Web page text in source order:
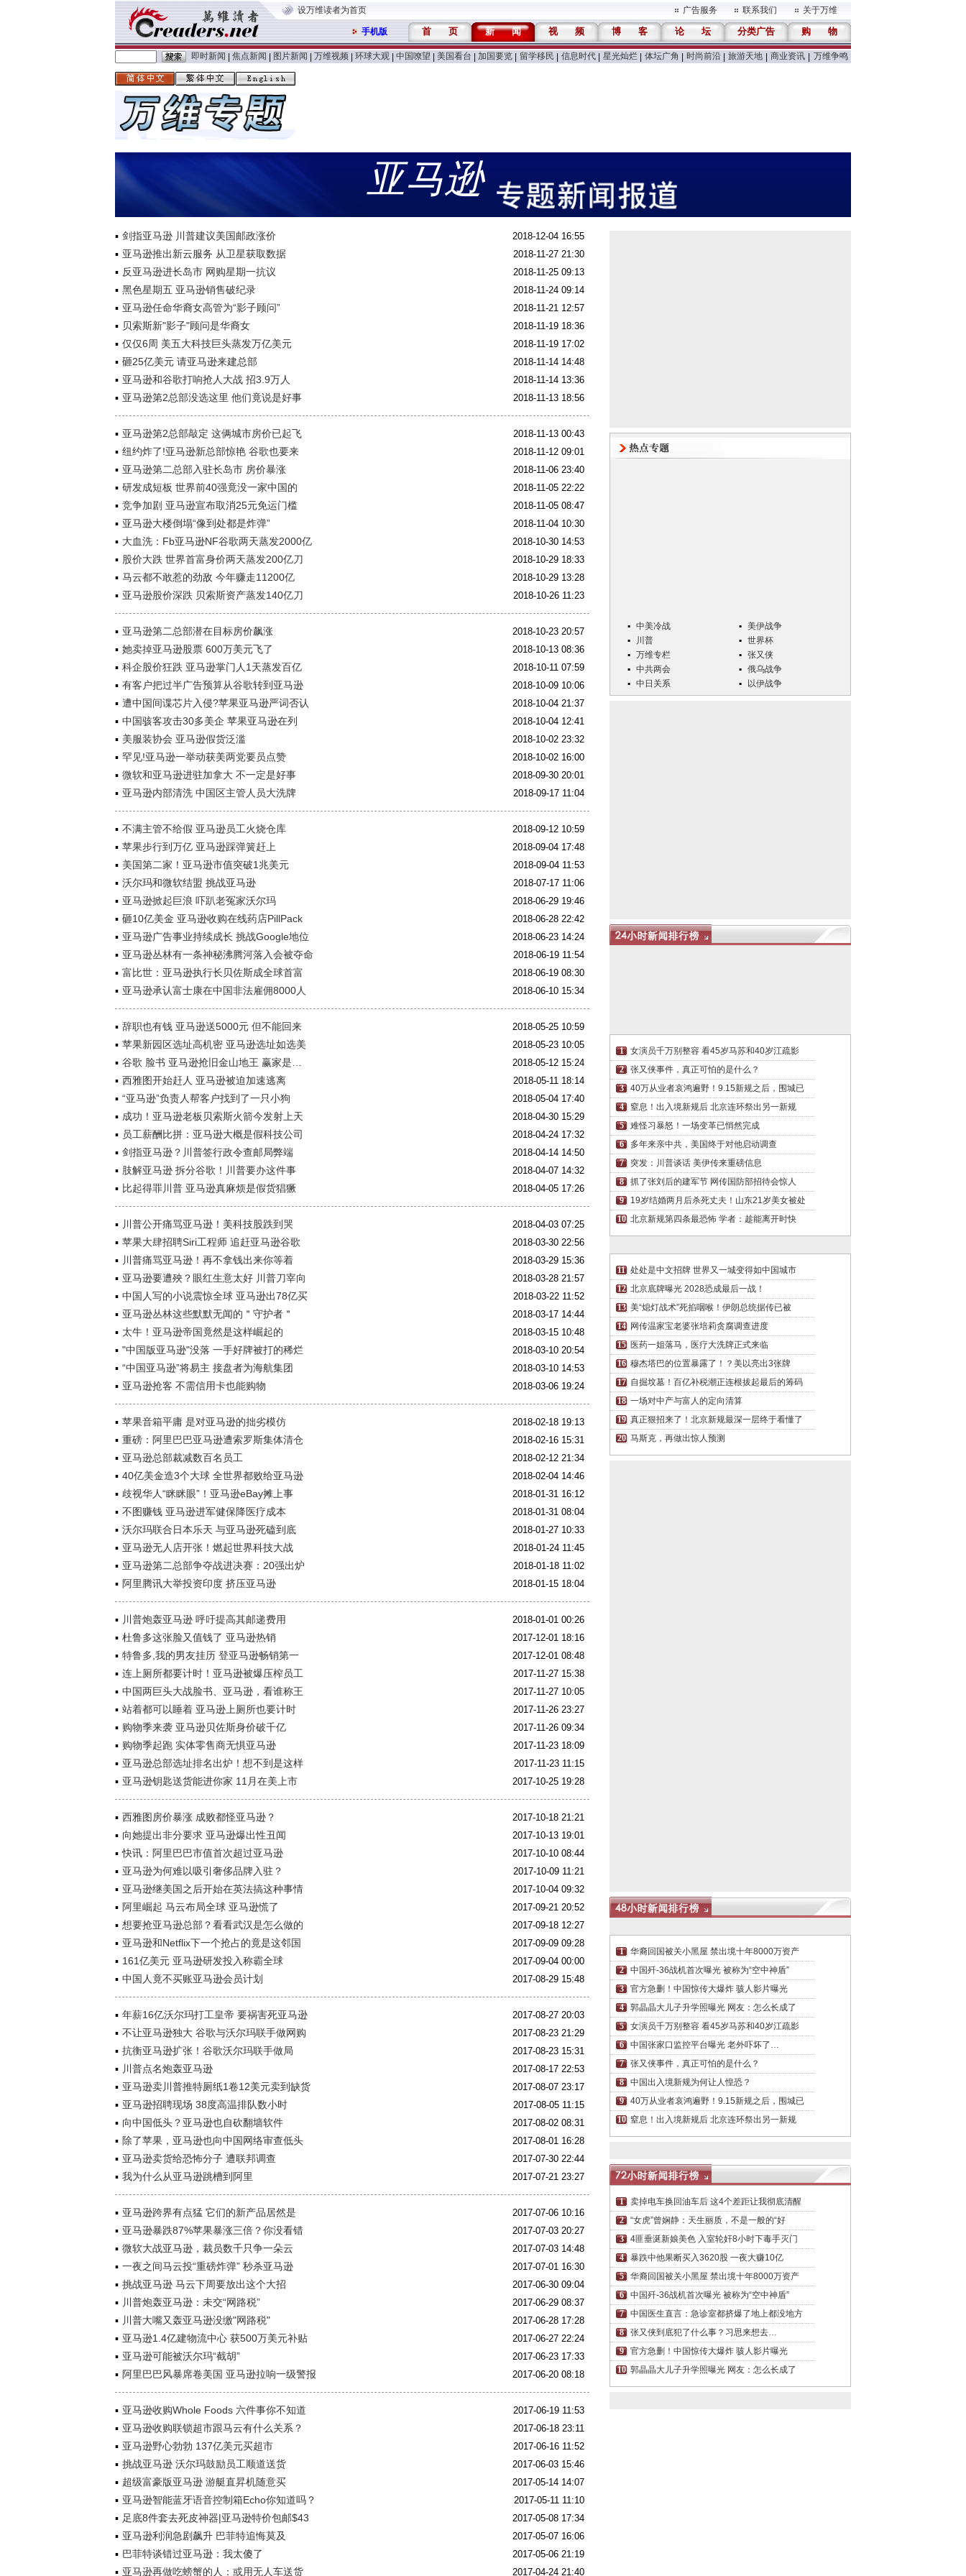
设万维读者为首页 广告服务 联系我们 关于万维
手机版 首 页 新 闻 视 频 博 客 论 坛 分类广告 购 物
即时新闻 焦点新闻 图片新闻 万维视频 环球大观 中国嘹望 美国看台 加国要览 留学移民 信息时代 星光灿烂 体坛广角 时尚前沿 旅游天地 商业资讯 万维争鸣
亚马逊
剑指亚马逊 川普建议美国邮政涨价 2018-12-04 16:55
亚马逊推出新云服务 从卫星获取数据 2018-11-27 21:30
反亚马逊进长岛市 网购星期一抗议 2018-11-25 09:13
黑色星期五 亚马逊销售破纪录 2018-11-24 09:14
亚马逊任命华裔女高管为“影子顾问” 2018-11-21 12:57
贝索斯新"影子"顾问是华裔女 2018-11-19 18:36
仅仅6周 美五大科技巨头蒸发万亿美元 2018-11-19 17:02
砸25亿美元 请亚马逊来建总部 2018-11-14 14:48
亚马逊和谷歌打响抢人大战 招3.9万人 2018-11-14 13:36
亚马逊第2总部没选这里 他们竟说是好事 2018-11-13 18:56
亚马逊第2总部敲定 这俩城市房价已起飞 2018-11-13 00:43
纽约炸了!亚马逊新总部惊艳 谷歌也要来 2018-11-12 09:01
亚马逊第二总部入驻长岛市 房价暴涨 2018-11-06 23:40
研发成短板 世界前40强竟没一家中国的 2018-11-05 22:22
竞争加剧 亚马逊宣布取消25元免运门槛 2018-11-05 08:47
亚马逊大楼倒塌“像到处都是炸弹” 2018-11-04 10:30
大血洗：Fb亚马逊NF谷歌两天蒸发2000亿 2018-10-30 14:53
股价大跌 世界首富身价两天蒸发200亿刀 2018-10-29 18:33
马云都不敢惹的劲敌 今年赚走11200亿 2018-10-29 13:28
亚马逊股价深跌 贝索斯资产蒸发140亿刀 2018-10-26 11:23
亚马逊第二总部潜在目标房价飙涨 2018-10-23 20:57
她卖掉亚马逊股票 600万美元飞了 2018-10-13 08:36
科企股价狂跌 亚马逊掌门人1天蒸发百亿 2018-10-11 07:59
有客户把过半广告预算从谷歌转到亚马逊 2018-10-09 10:06
遭中国间谍芯片入侵?苹果亚马逊严词否认 2018-10-04 21:37
中国骇客攻击30多美企 苹果亚马逊在列 2018-10-04 12:41
美服装协会 亚马逊假货泛滥 2018-10-02 23:32
罕见!亚马逊一举动获美两党要员点赞 2018-10-02 16:00
微软和亚马逊进驻加拿大 不一定是好事 2018-09-30 20:01
亚马逊内部清洗 中国区主管人员大洗牌 2018-09-17 11:04
不满主管不给假 亚马逊员工火烧仓库 2018-09-12 10:59
苹果步行到万亿 亚马逊踩弹簧赶上 2018-09-04 17:48
美国第二家！亚马逊市值突破1兆美元 2018-09-04 11:53
沃尔玛和微软结盟 挑战亚马逊 2018-07-17 11:06
亚马逊掀起巨浪 吓趴老冤家沃尔玛 2018-06-29 19:46
砸10亿美金 亚马逊收购在线药店PillPack 2018-06-28 22:42
亚马逊广告事业持续成长 挑战Google地位 2018-06-23 14:24
亚马逊丛林有一条神秘沸腾河落入会被夺命 2018-06-19 11:54
富比世：亚马逊执行长贝佐斯成全球首富 2018-06-19 08:30
亚马逊承认富士康在中国非法雇佣8000人 2018-06-10 15:34
辞职也有钱 亚马逊送5000元 但不能回来 2018-05-25 10:59
苹果新园区选址高机密 亚马逊选址如选美 2018-05-23 10:05
谷歌 脸书 亚马逊抢旧金山地王 赢家是… 2018-05-12 15:24
西雅图开始赶人 亚马逊被迫加速逃离 2018-05-11 18:14
“亚马逊”负责人帮客户找到了一只小狗 2018-05-04 17:40
成功！亚马逊老板贝索斯火箭今发射上天 2018-04-30 15:29
员工薪酬比拼：亚马逊大概是假科技公司 2018-04-24 17:32
剑指亚马逊？川普签行政令查邮局弊端 2018-04-14 14:50
肢解亚马逊 拆分谷歌！川普要办这件事 2018-04-07 14:32
比起得罪川普 亚马逊真麻烦是假货猖獗 2018-04-05 17:26
川普公开痛骂亚马逊！美科技股跌到哭 2018-04-03 07:25
苹果大肆招聘Siri工程师 追赶亚马逊谷歌 2018-03-30 22:56
川普痛骂亚马逊！再不拿钱出来你等着 2018-03-29 15:36
亚马逊要遭殃？眼红生意太好 川普刀宰向 2018-03-28 21:57
中国人写的小说震惊全球 亚马逊出78亿买 2018-03-22 11:52
亚马逊丛林这些默默无闻的＂守护者＂ 2018-03-17 14:44
太牛！亚马逊帝国竟然是这样崛起的 2018-03-15 10:48
"中国版亚马逊"没落 一手好牌被打的稀烂 2018-03-10 20:54
“中国亚马逊”将易主 接盘者为海航集团 2018-03-10 14:53
亚马逊抢客 不需信用卡也能购物 2018-03-06 19:24
苹果音箱平庸 是对亚马逊的拙劣模仿 2018-02-18 19:13
重磅：阿里巴巴亚马逊遭索罗斯集体清仓 2018-02-16 15:31
亚马逊总部裁减数百名员工 2018-02-12 21:34
40亿美金造3个大球 全世界都败给亚马逊 2018-02-04 14:46
歧视华人“眯眯眼”！亚马逊eBay摊上事 2018-01-31 16:12
不图赚钱 亚马逊进军健保降医疗成本 2018-01-31 08:04
沃尔玛联合日本乐天 与亚马逊死磕到底 2018-01-27 10:33
亚马逊无人店开张！燃起世界科技大战 2018-01-24 11:45
亚马逊第二总部争夺战进决赛：20强出炉 2018-01-18 11:02
阿里腾讯大举投资印度 挤压亚马逊 2018-01-15 18:04
川普炮轰亚马逊 呼吁提高其邮递费用 2018-01-01 00:26
杜鲁多这张脸又值钱了 亚马逊热销 2017-12-01 18:16
特鲁多,我的男友挂历 登亚马逊畅销第一 2017-12-01 08:48
连上厕所都要计时！亚马逊被爆压榨员工 2017-11-27 15:38
中国两巨头大战脸书、亚马逊，看谁称王 2017-11-27 10:05
站着都可以睡着 亚马逊上厕所也要计时 2017-11-26 23:27
购物季来袭 亚马逊贝佐斯身价破千亿 2017-11-26 09:34
购物季起跑 实体零售商无惧亚马逊 2017-11-23 18:09
亚马逊总部选址排名出炉！想不到是这样 2017-11-23 11:15
亚马逊钥匙送货能进你家 11月在美上市 2017-10-25 19:28
西雅图房价暴涨 成败都怪亚马逊？ 2017-10-18 21:21
向她提出非分要求 亚马逊爆出性丑闻 2017-10-13 19:01
快讯：阿里巴巴市值首次超过亚马逊 2017-10-10 08:44
亚马逊为何难以吸引奢侈品牌入驻？ 2017-10-09 11:21
亚马逊继美国之后开始在英法搞这种事情 2017-10-04 09:32
阿里崛起 马云布局全球 亚马逊慌了 2017-09-21 20:52
想要抢亚马逊总部？看看武汉是怎么做的 2017-09-18 12:27
亚马逊和Netflix下一个抢占的竟是这邻国 2017-09-09 09:28
161亿美元 亚马逊研发投入称霸全球 2017-09-04 00:00
中国人竟不买账亚马逊会员计划 2017-08-29 15:48
年薪16亿沃尔玛打工皇帝 要祸害死亚马逊 2017-08-27 20:03
不让亚马逊独大 谷歌与沃尔玛联手做网购 2017-08-23 21:29
抗衡亚马逊扩张！谷歌沃尔玛联手做局 2017-08-23 15:31
川普点名炮轰亚马逊 2017-08-17 22:53
亚马逊卖川普推特厕纸1卷12美元卖到缺货 2017-08-07 23:17
亚马逊招聘现场 38度高温排队数小时 2017-08-05 11:15
向中国低头？亚马逊也自砍翻墙软件 2017-08-02 08:31
除了苹果，亚马逊也向中国网络审查低头 2017-08-01 16:28
亚马逊卖货给恐怖分子 遭联邦调查 2017-07-30 22:44
我为什么从亚马逊跳槽到阿里 2017-07-21 23:27
亚马逊跨界有点猛 它们的新产品居然是 2017-07-06 10:16
亚马逊暴跌87%苹果暴涨三倍？你没看错 2017-07-03 20:27
微软大战亚马逊，裁员数千只争一朵云 2017-07-03 14:48
一夜之间马云投“重磅炸弹” 秒杀亚马逊 2017-07-01 16:30
挑战亚马逊 马云下周要放出这个大招 2017-06-30 09:04
川普炮轰亚马逊：未交“网路税” 2017-06-29 08:37
川普大嘴又轰亚马逊没缴"网路税" 2017-06-28 17:28
亚马逊1.4亿建物流中心 获500万美元补贴 2017-06-27 22:24
亚马逊可能被沃尔玛“截胡” 2017-06-23 17:33
阿里巴巴风暴席卷美国 亚马逊拉响一级警报 2017-06-20 08:18
亚马逊收购Whole Foods 六件事你不知道 2017-06-19 11:53
亚马逊收购联锁超市跟马云有什么关系？ 2017-06-18 23:11
亚马逊野心勃勃 137亿美元买超市 2017-06-16 11:52
挑战亚马逊 沃尔玛鼓励员工顺道送货 2017-06-03 15:46
超级富豪版亚马逊 游艇直昇机随意买 2017-05-14 14:07
亚马逊智能蓝牙语音控制箱Echo你知道吗？ 2017-05-11 11:10
足底8件套去死皮神器|亚马逊特价包邮$43 2017-05-08 17:34
亚马逊利润急剧飙升 巴菲特追悔莫及 2017-05-07 16:06
巴菲特谈错过亚马逊：我太傻了 2017-05-06 21:19
亚马逊再做吃螃蟹的人：或用无人车送货 2017-04-24 21:40
中美冷战
美伊战争
川普
世界杯
万维专栏
张又侠
中共两会
俄乌战争
中日关系
以伊战争
女演员千万别整容 看45岁马苏和40岁江疏影
张又侠事件，真正可怕的是什么？
40万从业者哀鸿遍野！9.15新规之后，围城已
窒息！出入境新规后 北京连环祭出另一新规
难怪习暴怒！一场变革已悄然完成
多年来亲中共，美国终于对他启动调查
突发：川普谈话 美伊传来重磅信息
抓了张刘后的建军节 网传国防部招待会惊人
19岁结婚两月后杀死丈夫！山东21岁美女被处
北京新规第四条最恐怖 学者：趁能离开时快
处处是中文招牌 世界又一城变得如中国城市
北京底牌曝光 2028恐成最后一战！
美“熄灯战术”死掐咽喉！伊朗总统据传已被
网传温家宝老婆张培莉贪腐调查进度
医药一姐落马，医疗大洗牌正式来临
穆杰塔巴的位置暴露了！？美以亮出3张牌
自掘坟墓！百亿补税潮正连根拔起最后的筹码
一场对中产与富人的定向清算
真正狠招来了！北京新规最深一层终于看懂了
马斯克，再做出惊人预测
华裔回国被关小黑屋 禁出境十年8000万资产
中国歼-36战机首次曝光 被称为“空中神盾”
官方急删！中国惊传大爆炸 骇人影片曝光
郭晶晶大儿子升学照曝光 网友：怎么长成了
女演员千万别整容 看45岁马苏和40岁江疏影
中国张家口监控平台曝光 老外吓坏了…
张又侠事件，真正可怕的是什么？
中国出入境新规为何让人惶恐？
40万从业者哀鸿遍野！9.15新规之后，围城已
窒息！出入境新规后 北京连环祭出另一新规
卖掉电车换回油车后 这4个差距让我彻底清醒
“女虎”曾娴静：天生丽质，不是一般的“好
4匪垂涎新娘美色 入室轮奸8小时下毒手灭门
暴跌中他果断买入3620股 一夜大赚10亿
华裔回国被关小黑屋 禁出境十年8000万资产
中国歼-36战机首次曝光 被称为“空中神盾”
中国医生直言：急诊室都挤爆了地上都没地方
张又侠到底犯了什么事？习思来想去…
官方急删！中国惊传大爆炸 骇人影片曝光
郭晶晶大儿子升学照曝光 网友：怎么长成了